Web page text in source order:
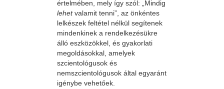
értelmében, mely így szól: „Mindig
lehetvalamit tenni”, az önkéntes
lelkészek feltétel nélkül segítenek
mindenkinek a rendelkezésükre
álló eszközökkel, és gyakorlati
megoldásokkal, amelyek
szcientológusok és
nemszcientológusok által egyaránt
igénybe vehetőek.